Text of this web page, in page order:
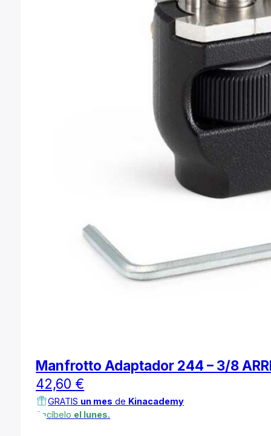
Manfrotto Adaptador 244 – 3/8
42,60 €
GRATIS un mes de Kinacademy
Recíbelo el lunes.